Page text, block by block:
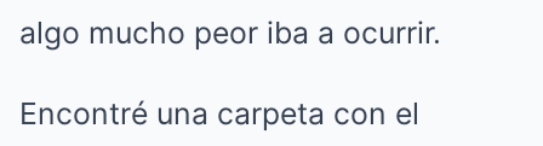
algo mucho peor iba a ocurrir.
Encontré una carpeta con el